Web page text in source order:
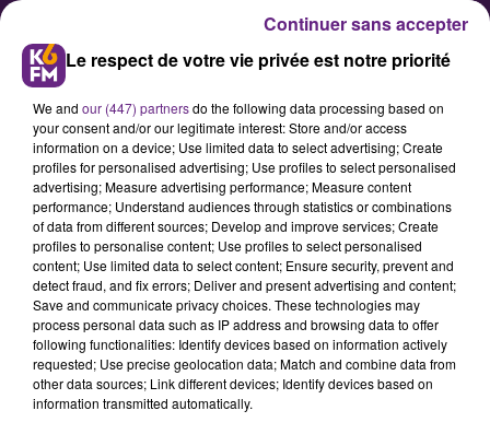
DIVIA : Réunion d'urgence suite à
des agressions de contrôleurs
Selon plusieurs sources syndicales,
la CFDT a déposé ce mardi une
alarme sociale devant la direction
de Divia. Le syndicat a demandé
Le respect de votre vie privée est notre priorité
We and our (447) partnersdo the following data processing based on
your consent and/or our legitimate interest: Store and/or access
information on a device; Use limited data to select advertising; Create
profiles for personalised advertising; Use profiles to select personalised
advertising; Measure advertising performance; Measure content
performance; Understand audiences through statistics or combinations
of data from different sources; Develop and improve services; Create
profiles to personalise content; Use profiles to select personalised
content; Use limited data to select content; Ensure security, prevent and
detect fraud, and fix errors; Deliver and present advertising and content;
Save and communicate privacy choices. These technologies may
process personal data such as IP address and browsing data to offer
following functionalities: Identify devices based on information actively
requested; Use precise geolocation data; Match and combine data from
other data sources; Link different devices; Identify devices based on
information transmitted automatically.
Continuer sans accepter